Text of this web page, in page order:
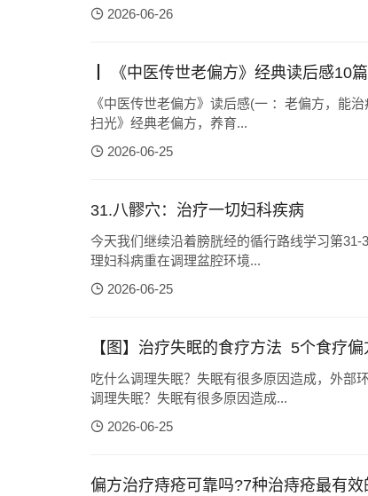
2026-06-26
┃ 《中医传世老偏方》经典读后感10
《中医传世老偏方》读后感(一 ：老偏方，能
扫光》经典老偏方，养育...
2026-06-25
31.八髎穴：治疗一切妇科疾病
今天我们继续沿着膀胱经的循行路线学习第
理妇科病重在调理盆腔环境...
2026-06-25
【图】治疗失眠的食疗方法 5个食疗
吃什么调理失眠？失眠有很多原因造成，外部
调理失眠？失眠有很多原因造成...
2026-06-25
偏方治疗痔疮可靠吗?7种治痔疮最有效